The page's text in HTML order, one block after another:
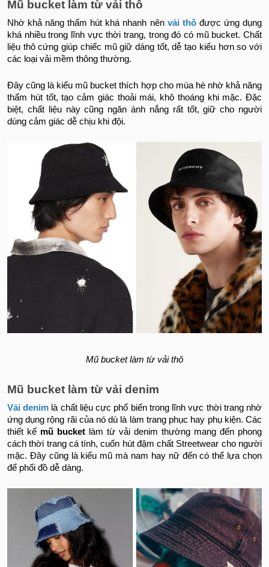
Mũ bucket làm từ vải thô
Nhờ khả năng thấm hút khá nhanh nên vải thôđược ứng dụng
khá nhiều trong lĩnh vực thời trang, trong đó có mũ bucket. Chất
liệu thô cứng giúp chiếc mũ giữ dáng tốt, dễ tạo kiểu hơn so với
các loại vải mềm thông thường.
Đây cũng là kiểu mũ bucket thích hợp cho mùa hè nhờ khả năng
thấm hút tốt, tạo cảm giác thoải mái, khô thoáng khi mặc. Đặc
biệt, chất liệu này cũng ngăn ánh nắng rất tốt, giữ cho người
dùng cảm giác dễ chịu khi đội.
Mũ bucket làm từ vải thô
Mũ bucket làm từ vải denim
Vải denim là chất liệu cực phổ biến trong lĩnh vực thời trang nhờ
ứng dụng rộng rãi của nó dù là làm trang phục hay phụ kiện. Các
thiết kế mũ bucket làm từ vải denim thường mang đến phong
cách thời trang cá tính, cuốn hút đậm chất Streetwear cho người
mặc. Đây cũng là kiểu mũ mà nam hay nữ đến có thể lựa chọn
để phối đồ dễ dàng.